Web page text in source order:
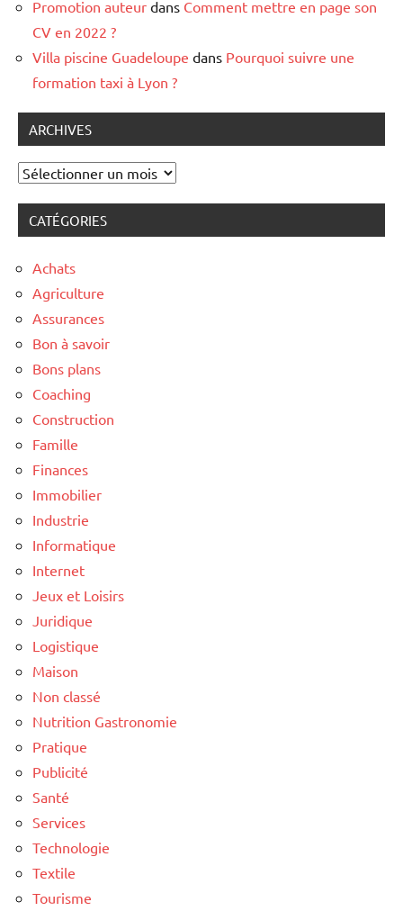
Promotion auteur dans Comment mettre en page son
CV en 2022 ?
Villa piscine Guadeloupe dans Pourquoi suivre une
formation taxi à Lyon ?
ARCHIVES
Archives
CATÉGORIES
Achats
Agriculture
Assurances
Bon à savoir
Bons plans
Coaching
Construction
Famille
Finances
Immobilier
Industrie
Informatique
Internet
Jeux et Loisirs
Juridique
Logistique
Maison
Non classé
Nutrition Gastronomie
Pratique
Publicité
Santé
Services
Technologie
Textile
Tourisme